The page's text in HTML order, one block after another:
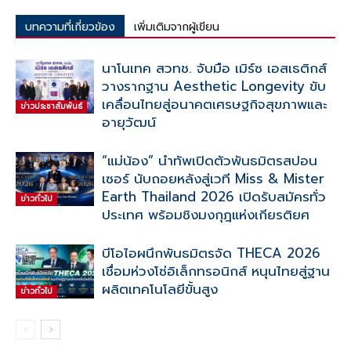
บทความที่เกี่ยวข้อง เพิ่มเติมจากผู้เขียน
ข่าวประชาสัมพันธ์
นาโนเทค สวทช. จับมือ เมิร์ซ เอสเธติกส์
วางรากฐาน Aesthetic Longevity ขับ
เคลื่อนไทยสู่อนาคตเศรษฐกิจสุขภาพและ
อายุวัฒน์
ข่าวทั่วไป
“แม่น้อง” นำทัพเปิดตัวพันธมิตรสปอน
เซอร์ นับถอยหลังสู่เวที Miss & Mister
Earth Thailand 2026 เปิดรับสมัครทั่ว
ประเทศ พร้อมชิงมงกุฎแห่งเกียรติยศ
ข่าวทั่วไป
บีโอไอผนึกพันธมิตรจัด THECA 2026
เชื่อมห่วงโซ่อิเล็กทรอนิกส์ หนุนไทยสู่ฐาน
ผลิตเทคโนโลยีขั้นสูง